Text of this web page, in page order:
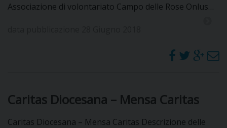
Associazione di volontariato Campo delle Rose Onlus…
Caritas Diocesana – Mensa Caritas
Caritas Diocesana – Mensa Caritas Descrizione delle